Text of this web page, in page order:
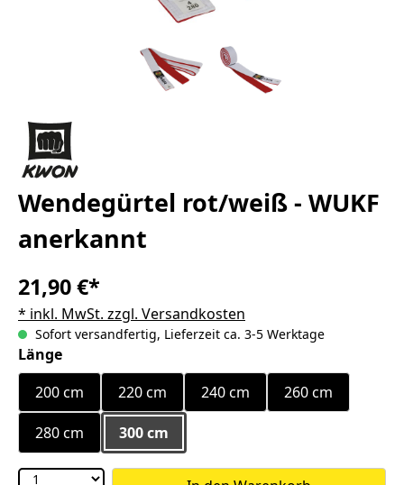
Wendegürtel rot/weiß - WUKF
anerkannt
21,90 €*
* inkl. MwSt. zzgl. Versandkosten
Sofort versandfertig, Lieferzeit ca. 3-5 Werktage
Längeauswählen
200 cm
220 cm 240 cm 260 cm
280 cm 300 cm